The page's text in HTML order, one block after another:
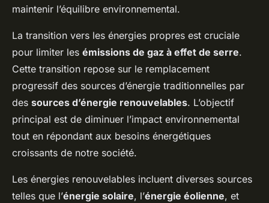
maintenir l’équilibre environnemental.
La transition vers les énergies propres est cruciale
pour limiter les émissions de gaz à effet de serre.
Cette transition repose sur le remplacement
progressif des sources d’énergie traditionnelles par
des sources d’énergie renouvelables. L’objectif
principal est de diminuer l’impact environnemental
tout en répondant aux besoins énergétiques
croissants de notre société.
Les énergies renouvelables incluent diverses sources
telles que l’énergie solaire, l’énergie éolienne, et